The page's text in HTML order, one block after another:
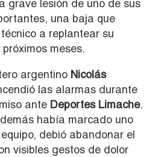
grave lesión de uno de sus
una baja que
a replantear su
meses.
argentino Nicolás
las alarmas durante
ante Deportes Limache.
había marcado uno
debió abandonar el
visibles gestos de dolor